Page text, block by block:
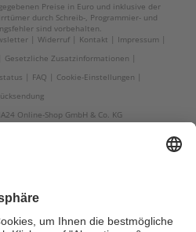
Preise in Euro und inklusive der
durch Schreib-, Programmier- und
sind vorbehalten.
Widerruf Kontakt
Impressum
Gesetzliche Zusatzinformationen
FAQ
Cookie-Einstellungen
Online-Shop GmbH & Co. KG